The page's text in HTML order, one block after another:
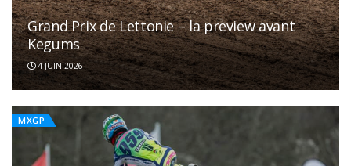
Grand Prix de Lettonie – la preview avant
Kegums
4 JUIN 2026
MXGP